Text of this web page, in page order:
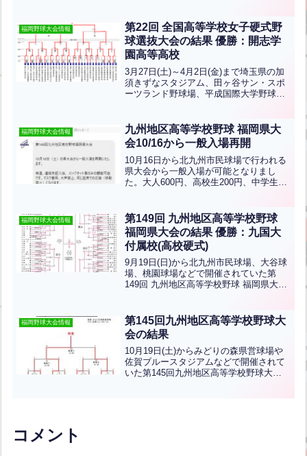
福岡野球大会情報
第22回 全国高等学校女子硬式野
球選抜大会の結果 優勝：開志学
園高等高校
3月27日(土)～4月2日(金)まで埼玉県の加
須きずなスタジアム、田ヶ谷サン・スポ
ーツランド野球場、平成国際大学野球ス
す。福岡県から折尾愛真高等学校が出場
しました！優...全文はクリック
福岡野球大会情報
九州地区高等学校野球 福岡県大
会10/16から一般入場再開
10月16日から北九州市民球場で行われる
県大会から一般入場が可能となりまし
た。大人600円、高校生200円、中学生以
福岡野球大会情報
第149回 九州地区高等学校野球
福岡県大会の結果 優勝：九国大
付属校(高校硬式)
9月19日(日)から北九州市民球場、大谷球
場、桃園球場などで開催されていた第
149回 九州地区高等学校野球 福岡県大会
うございます！
福岡野球大会情報
第145回九州地区高等学校野球大
会の結果
10月19日(土)からみどりの森県営球場や
佐賀ブルースタジアムなどで開催されて
いた第145回九州地区高等学校野球大会
コメント